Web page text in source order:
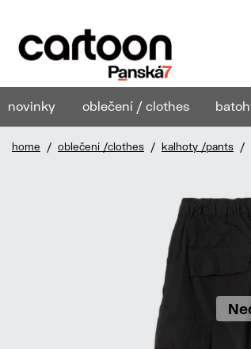
novinky oblečení / clothes
home / oblečení /clothes / kalhoty /pants /